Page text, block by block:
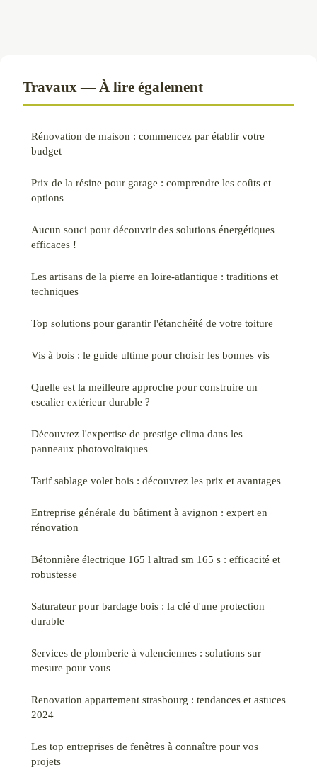
Travaux — À lire également
Rénovation de maison : commencez par établir votre
budget
Prix de la résine pour garage : comprendre les coûts et
options
Aucun souci pour découvrir des solutions énergétiques
efficaces !
Les artisans de la pierre en loire-atlantique : traditions et
techniques
Top solutions pour garantir l'étanchéité de votre toiture
Vis à bois : le guide ultime pour choisir les bonnes vis
Quelle est la meilleure approche pour construire un
escalier extérieur durable ?
Découvrez l'expertise de prestige clima dans les
panneaux photovoltaïques
Tarif sablage volet bois : découvrez les prix et avantages
Entreprise générale du bâtiment à avignon : expert en
rénovation
Bétonnière électrique 165 l altrad sm 165 s : efficacité et
robustesse
Saturateur pour bardage bois : la clé d'une protection
durable
Services de plomberie à valenciennes : solutions sur
mesure pour vous
Renovation appartement strasbourg : tendances et astuces
2024
Les top entreprises de fenêtres à connaître pour vos
projets